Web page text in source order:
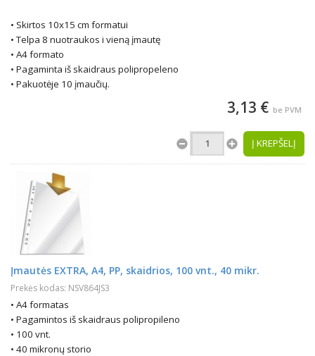
• Skirtos 10x15 cm formatui
• Telpa 8 nuotraukos i vieną įmautę
• A4 formato
• Pagaminta iš skaidraus polipropeleno
• Pakuotėje 10 įmaučių.
3,13 € be PVM
Į KREPŠELĮ
Įmautės EXTRA, A4, PP, skaidrios, 100 vnt., 40 mikr.
Prekės kodas: NSV864JS3
• A4 formatas
• Pagamintos iš skaidraus polipropileno
• 100 vnt.
• 40 mikronų storio